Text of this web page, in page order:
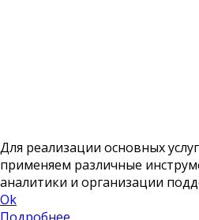
Для реализации основных
применяем различные
аналитики и организации
Ok